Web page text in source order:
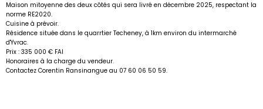
Maison mitoyenne des deux côtés qui sera livré en décembre 2025, respectant la
norme RE2020.
Cuisine à prévoir.
Résidence située dans le quarrtier Techeney, à 1km environ du intermarché
d'Yvrac.
Prix : 335 000 € FAI
Honoraires à la charge du vendeur.
Contactez Corentin Ransinangue au 07 60 06 50 59.